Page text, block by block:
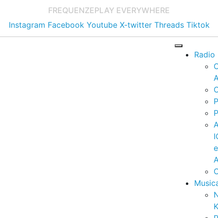
FREQUENZEPLAY EVERYWHERE
Instagram Facebook Youtube X-twitter Threads Tiktok
Radio
e